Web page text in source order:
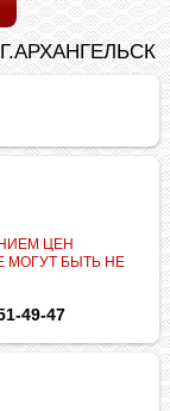
ЦЕН
МОГУТ БЫТЬ НЕ
49-47